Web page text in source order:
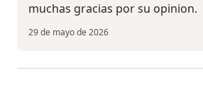
muchas gracias por su opinion.
29 de mayo de 2026